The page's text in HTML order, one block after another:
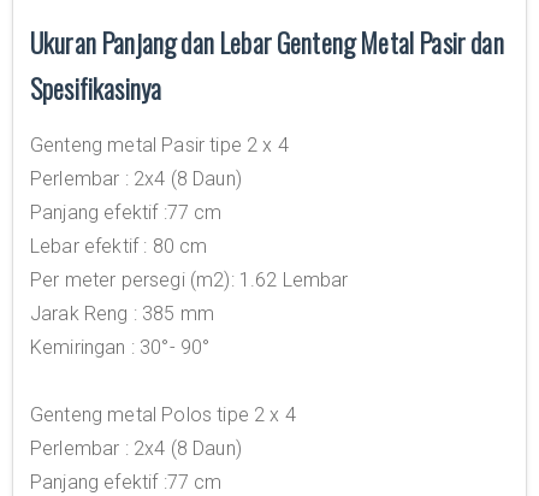
Ukuran Panjang dan Lebar Genteng Metal Pasir dan
Spesifikasinya
Genteng metal Pasir tipe 2 x 4
Perlembar : 2x4 (8 Daun)
Panjang efektif :77 cm
Lebar efektif : 80 cm
Per meter persegi (m2): 1.62 Lembar
Jarak Reng : 385 mm
Kemiringan : 30°- 90°
Genteng metal Polos tipe 2 x 4
Perlembar : 2x4 (8 Daun)
Panjang efektif :77 cm